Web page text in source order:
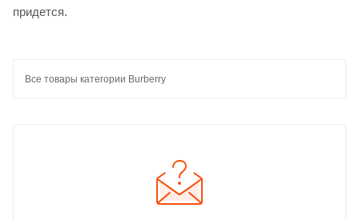
придется.
Все товары категории Burberry